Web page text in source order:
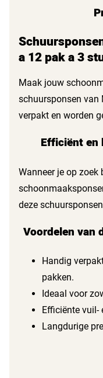
a 12 pak a 3
Maak jouw
schuursponsen van
verpakt en worden
professionele
Efficiënt en
Wanneer je op zoek
deze
verschillende
Voordelen van
Handig
pakken.
Ideaal voor
Efficiënte vuil-
Langdurige